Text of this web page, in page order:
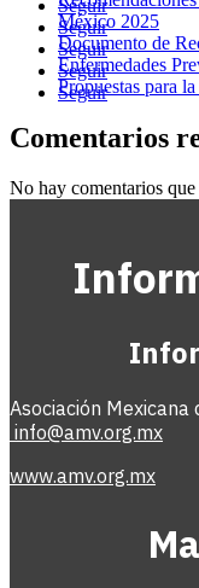
Seguir
Seguir
Seguir
Seguir
Seguir
México 2025
Documento de
Enfermedades
Propuestas para
Comentarios
No hay comentarios que
Asociación Mexicana
info@amv.org.mx
www.amv.org.mx